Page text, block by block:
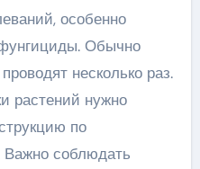
особенно
Обычно
несколько раз.
растений нужно
по
Важно соблюдать